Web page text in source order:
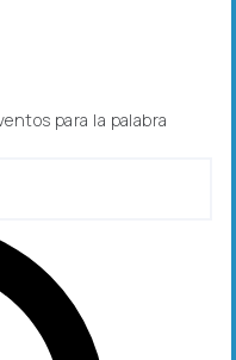
para la palabra